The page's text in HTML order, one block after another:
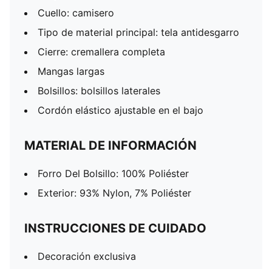
Cuello: camisero
Tipo de material principal: tela antidesgarro
Cierre: cremallera completa
Mangas largas
Bolsillos: bolsillos laterales
Cordón elástico ajustable en el bajo
MATERIAL DE INFORMACIÓN
Forro Del Bolsillo: 100% Poliéster
Exterior: 93% Nylon, 7% Poliéster
INSTRUCCIONES DE CUIDADO
Decoración exclusiva